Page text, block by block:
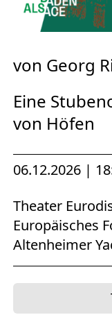
von Georg
Eine
von Höfen
06.12.2026 |
Theater
Europäisches
Altenheimer